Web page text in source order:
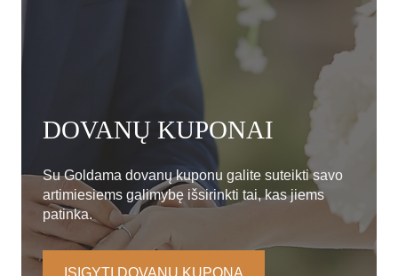
DOVANŲ KUPONAI
Su Goldama dovanų kuponu galite suteikti savo
artimiesiems galimybę išsirinkti tai, kas jiems
patinka.
ĮSIGYTI DOVANŲ KUPONĄ